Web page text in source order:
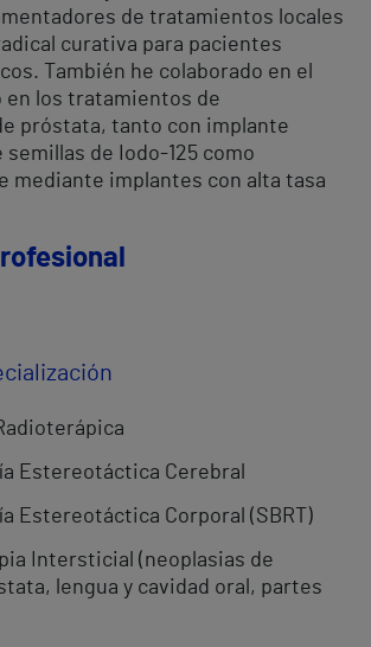
de tratamientos locales
curativa para pacientes
También he colaborado en el
en los tratamientos de
próstata, tanto con implante
de Iodo-125 como
mediante implantes con alta tasa
Estereotáctica Cerebral
Estereotáctica Corporal (SBRT)
Intersticial (neoplasias de
lengua y cavidad oral, partes